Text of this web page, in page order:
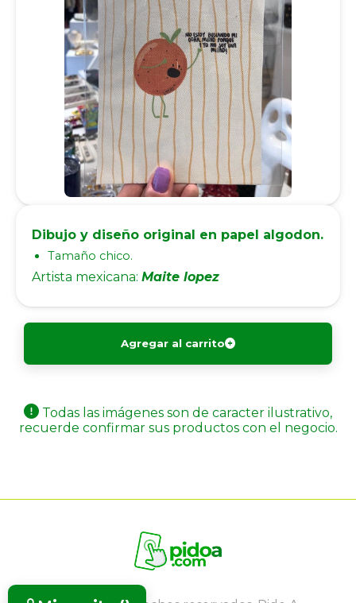
Dibujo y diseño original en papel algodon.
Tamaño chico.
Artista mexicana: Maite lopez
Agregar al carrito
Todas las imágenes son de caracter ilustrativo,
recuerde confirmar sus productos con el negocio.